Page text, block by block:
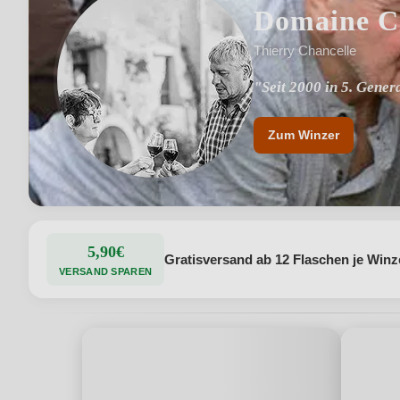
Domaine
Thierry Chancelle
"Seit 2000 in 5.
"14 Hektar Reben an
Zum Winzer
5,90€
VERSAND SPAREN
Gratisversand ab 12 Flaschen je